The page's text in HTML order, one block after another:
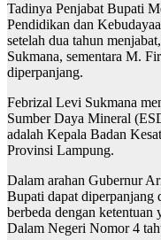
Tadinya Penjabat Bupati
Pendidikan dan
setelah dua tahun
Sukmana, sementara M.
diperpanjang.
Febrizal Levi Sukmana
Sumber Daya Mineral
adalah Kepala Badan
Provinsi Lampung.
Dalam arahan Gubernur
Bupati dapat diperpanjang
berbeda dengan
Dalam Negeri Nomor 4